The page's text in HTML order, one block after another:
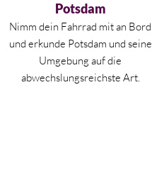
Potsdam
Nimm dein Fahrrad mit an Bord
und erkunde Potsdam und seine
Umgebung auf die
abwechslungsreichste Art.